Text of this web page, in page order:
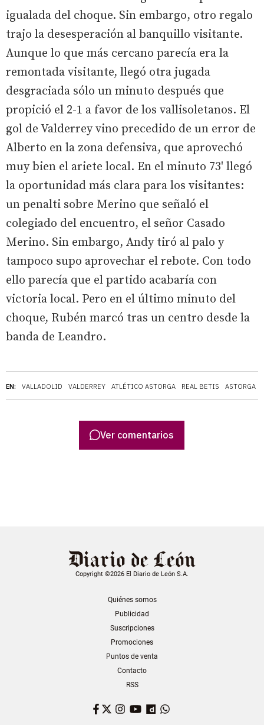
EN: VALLADOLID VALDERREY ATLÉTICO ASTORGA REAL BETIS ASTORGA
igualada del choque. Sin embargo, otro regalo
trajo la desesperación al banquillo visitante.
Aunque lo que más cercano parecía era la
remontada visitante, llegó otra jugada
desgraciada sólo un minuto después que
propició el 2-1 a favor de los vallisoletanos. El
gol de Valderrey vino precedido de un error de
Alberto en la zona defensiva, que aprovechó
muy bien el ariete local. En el minuto 73' llegó
la oportunidad más clara para los visitantes:
un penalti sobre Merino que señaló el
colegiado del encuentro, el señor Casado
Merino. Sin embargo, Andy tiró al palo y
tampoco supo aprovechar el rebote. Con todo
ello parecía que el partido acabaría con
victoria local. Pero en el último minuto del
choque, Rubén marcó tras un centro desde la
banda de Leandro.
Ver comentarios
Copyright ©2026 El Diario de León S.A.
Quiénes somos
Publicidad
Suscripciones
Promociones
Puntos de venta
Contacto
RSS
Facebook
TwitterInstagram
YouTubeDailymotion